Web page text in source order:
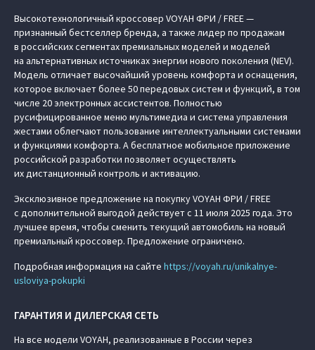
Высокотехнологичный кроссовер VOYAH ФРИ / FREE —
признанный бестселлер бренда, а также лидер по продажам
в российских сегментах премиальных моделей и моделей
на альтернативных источниках энергии нового поколения (NEV).
Модель отличает высочайший уровень комфорта и оснащения,
которое включает более 50 передовых систем и функций, в том
числе 20 электронных ассистентов. Полностью
русифицированное меню мультимедиа и система управления
жестами облегчают пользование интеллектуальными системами
и функциями комфорта. А бесплатное мобильное приложение
российской разработки позволяет осуществлять
их дистанционный контроль и активацию.
Эксклюзивное предложение на покупку VOYAH ФРИ / FREE
с дополнительной выгодой действует с 11 июля 2025 года. Это
лучшее время, чтобы сменить текущий автомобиль на новый
премиальный кроссовер. Предложение ограничено.
Подробная информация на сайте https://voyah.ru/unikalnye-
usloviya-pokupki
ГАРАНТИЯ И ДИЛЕРСКАЯ СЕТЬ
На все модели VOYAH, реализованные в России через